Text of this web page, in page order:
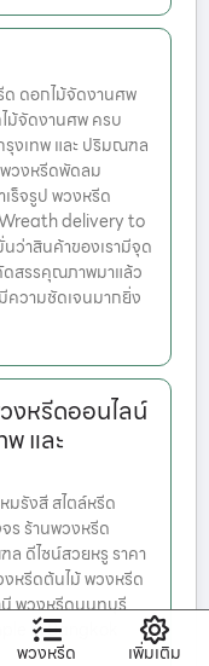
ด ดอกไม้จัดงานศพ
ม้จัดงานศพ ครบ
งเทพ และ ปริมณฑล
วงหรีดพัดลม
ร็จรูป พวงหรีด
delivery to
ว่าสินค้าของเรามีจุด
ดสรรคุณภาพมาแล้ว
วามชัดเจนมากยิ่ง
งหรีดออนไลน์
และ
รังสี สไตล์หรีด
ร ร้านพวงหรีด
ดีไซน์สวยหรู ราคา
หรีดต้นไม้ พวงหรีด
นี พวงหรีดนนทบุรี
in Bangkok
พวงหรีด เพิ่มเติม